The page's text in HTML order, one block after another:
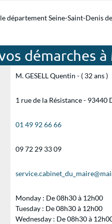
département Seine-Saint-
démarches à
M. GESELL Quentin - ( 32 ans )
1 rue de la Résistance - 93440
01 49 92 66 66
09 72 29 33 09
Monday : De 08h30 à 12h00
Tuesday : De 08h30 à 12h00
Wednesday : De 08h30 à